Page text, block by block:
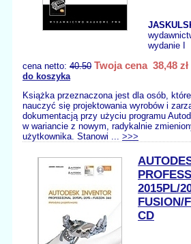
wydanie I
cena netto: 40.50 Twoja cena 38,48 zł
do koszyka
Książka przeznaczona jest dla osób,
nauczyć się projektowania wyrobów i
dokumentacją przy użyciu programu
w wariancie z nowym, radykalnie
użytkownika. Stanowi ... >>>
2015PL/
FUSION/
CD